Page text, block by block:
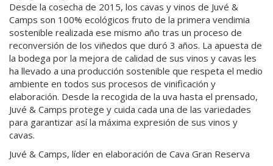
Desde la cosecha de 2015, los cavas y vinos de Juvé &
Camps son 100% ecológicos fruto de la primera vendimia
sostenible realizada ese mismo año tras un proceso de
reconversión de los viñedos que duró 3 años. La apuesta de
la bodega por la mejora de calidad de sus vinos y cavas les
ha llevado a una producción sostenible que respeta el medio
ambiente en todos sus procesos de vinificación y
elaboración. Desde la recogida de la uva hasta el prensado,
Juvé & Camps protege y cuida cada una de las variedades
para garantizar así la máxima expresión de sus vinos y
cavas.
Juvé & Camps, líder en elaboración de Cava Gran Reserva